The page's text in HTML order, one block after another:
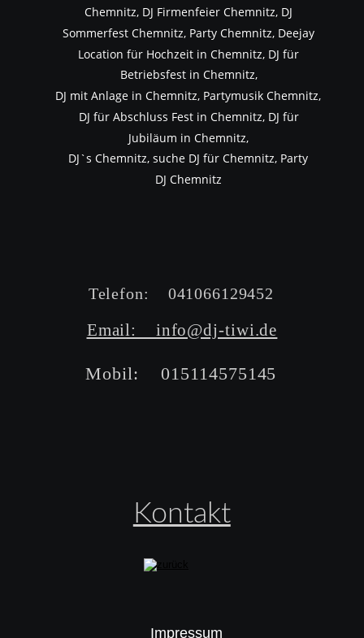
Kontakt
Telefon:    041066129452
Mobil:    015114575145
Email:    info@dj-tiwi.de
Chemnitz, DJ Firmenfeier Chemnitz, DJ
Sommerfest Chemnitz, Party Chemnitz, Deejay
Location für Hochzeit in Chemnitz, DJ für
Betriebsfest in Chemnitz,
DJ mit Anlage in Chemnitz, Partymusik Chemnitz,
DJ für Abschluss Fest in Chemnitz, DJ für
Jubiläum in Chemnitz,
DJ`s Chemnitz, suche DJ für Chemnitz, Party
DJ Chemnitz
Impressum